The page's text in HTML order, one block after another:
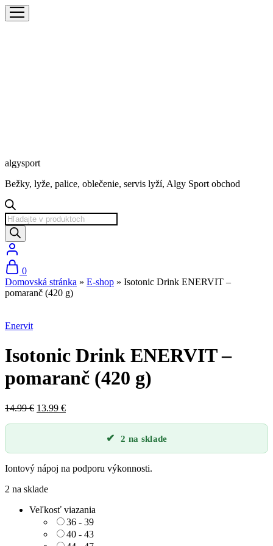
algysport
Bežky, lyže, palice, oblečenie, servis lyží, Algy Sport obchod
Products
search
0
Domovská stránka » E-shop » Isotonic Drink ENERVIT –
pomaranč (420 g)
Enervit
Isotonic Drink ENERVIT –
pomaranč (420 g)
14.99€ Pôvodná
13.99 €Aktuálna
2 na sklade
Iontový nápoj na podporu výkonnosti.
2 na sklade
Veľkosť viazania
36 - 39
40 - 43